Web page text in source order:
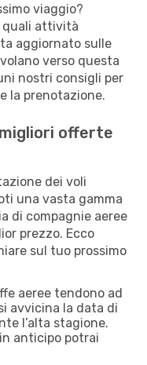
viaggio?
quali attività
aggiornato sulle
verso questa
nostri consigli per
la prenotazione.
offerte
dei voli
una vasta gamma
di compagnie aeree
prezzo. Ecco
sul tuo prossimo
aeree tendono ad
avvicina la data di
l’alta stagione.
anticipo potrai